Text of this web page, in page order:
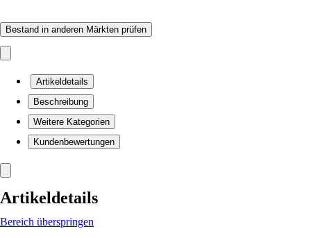
Bestand in anderen Märkten prüfen
Artikeldetails
Beschreibung
Weitere Kategorien
Kundenbewertungen
Artikeldetails
Bereich überspringen